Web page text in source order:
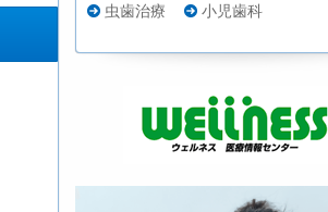
虫歯治療
小児歯科